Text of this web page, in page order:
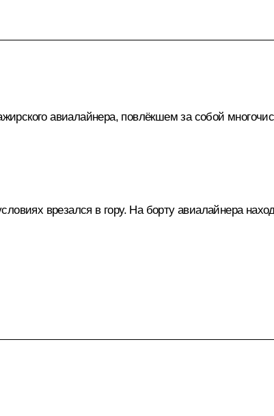
авиалайнера, повлёкшем за собой
врезался в гору. На борту авиалайнера